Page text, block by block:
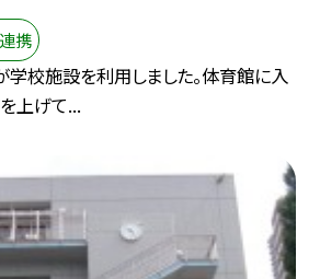
携
校施設を利用しました。体育館に入
を上げて...